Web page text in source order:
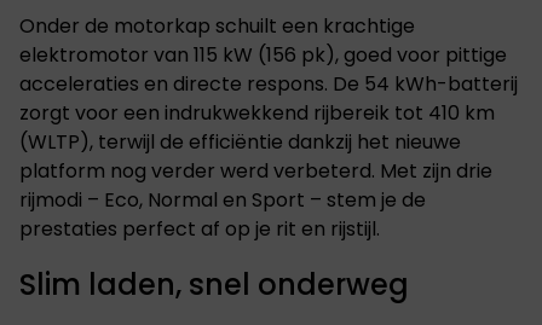
Onder de motorkap schuilt een krachtige
elektromotor van 115 kW (156 pk), goed voor pittige
acceleraties en directe respons. De 54 kWh-batterij
zorgt voor een indrukwekkend rijbereik tot 410 km
(WLTP), terwijl de efficiëntie dankzij het nieuwe
platform nog verder werd verbeterd. Met zijn drie
rijmodi – Eco, Normal en Sport – stem je de
prestaties perfect af op je rit en rijstijl.
Slim laden, snel onderweg